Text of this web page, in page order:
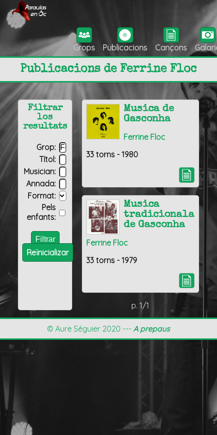
Grops Publicacions Cançons
Publicacions de Ferrine Floc
Musica de
Gasconha
Ferrine Floc
33 torns - 1980
Musica
tradicionala
de Gasconha
Ferrine Floc
33 torns - 1979
p. 1/1
Filtrar
los
resultats
Grop:
Títol:
Musician:
Annada:
Format:
Pels
enfants:
Reïnicializar
© Aure Séguier 2020 --- A prepaus